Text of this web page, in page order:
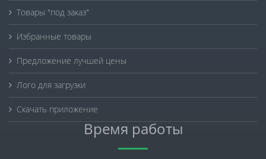
Товары "под заказ"
Избранные товары
Предложение лучшей цены
Лого для загрузки
Скачать приложение
Время работы